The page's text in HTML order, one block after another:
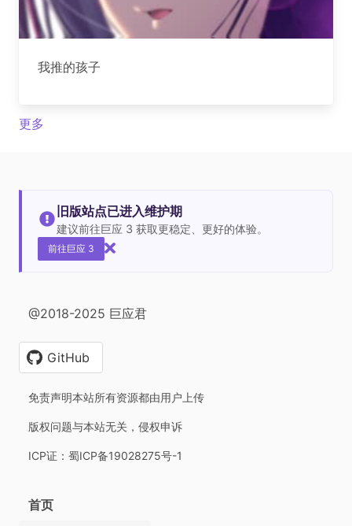
我推的孩子
更多
旧版站点已进入维护期
建议前往巨应 3 获取更稳定、更好的体验。
前往巨应 3
@2018-2025 巨应君
GitHub
免责声明本站所有资源都由用户上传
版权问题与本站无关，侵权申诉
ICP证：蜀ICP备19028275号-1
首页